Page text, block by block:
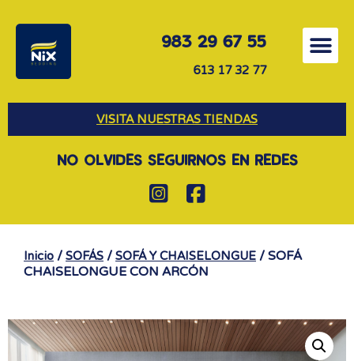
983 29 67 55
613 17 32 77
VISITA NUESTRAS TIENDAS
NO OLVIDES SEGUIRNOS EN REDES
Inicio / SOFÁS / SOFÁ Y CHAISELONGUE / SOFÁ
CHAISELONGUE CON ARCÓN